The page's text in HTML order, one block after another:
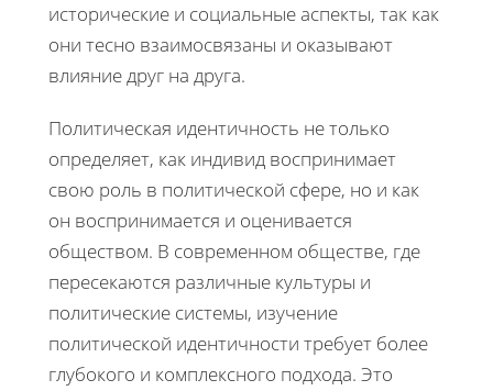
исторические и социальные аспекты, так как
они тесно взаимосвязаны и оказывают
влияние друг на друга.
Политическая идентичность не только
определяет, как индивид воспринимает
свою роль в политической сфере, но и как
он воспринимается и оценивается
обществом. В современном обществе, где
пересекаются различные культуры и
политические системы, изучение
политической идентичности требует более
глубокого и комплексного подхода. Это